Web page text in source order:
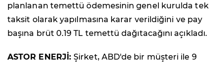
planlanan temettü ödemesinin genel kurulda tek
taksit olarak yapılmasına karar verildiğini ve pay
başına brüt 0.19 TL temettü dağıtacağını açıkladı.
ASTOR ENERJİ:Şirket, ABD'de bir müşteri ile 9